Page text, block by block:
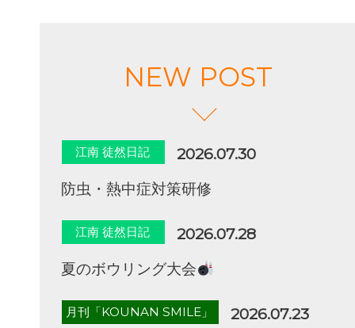
NEW POST
江南 徒然日記
2026.07.30
防虫・熱中症対策研修
江南 徒然日記
2026.07.28
夏のボウリング大会
月刊「KOUNAN SMILE」
2026.07.23